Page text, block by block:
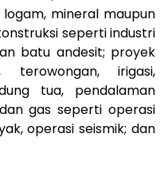
mineral maupun
seperti industri
batu andesit; proyek
irigasi,
tua, pendalaman
gas seperti operasi
operasi seismik; dan